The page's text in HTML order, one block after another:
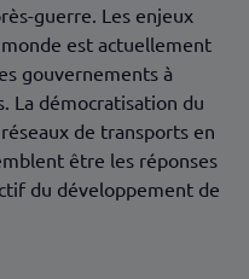
guerre. Les enjeux
est actuellement
gouvernements à
La démocratisation du
de transports en
être les réponses
du développement de